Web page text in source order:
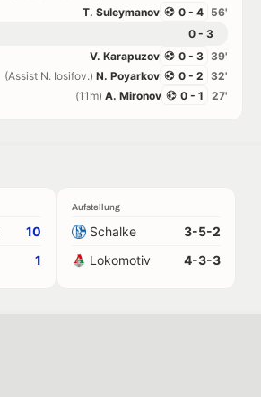
56'
0 - 4
T. Suleymanov
0 - 3
39'
0 - 3
V. Karapuzov
32'
0 - 2
(Assist N. Iosifov.) N. Poyarkov
27'
0 - 1
(11m) A. Mironov
10
1
Aufstellung
Schalke
3-5-2
Lokomotiv
4-3-3